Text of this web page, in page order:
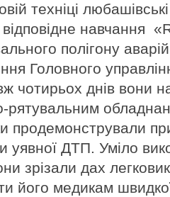
техніці
навчання
полігону
Головного
чотирьох днів вони
рятувальним
продемонстрували
уявної ДТП. Уміло
зрізали дах
його медикам